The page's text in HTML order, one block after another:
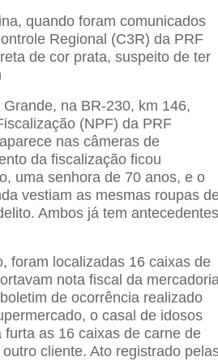
quando foram comunicados
Regional (C3R) da PRF
de cor prata, suspeito de ter
na BR-230, km 146,
(NPF) da PRF
nas câmeras de
da fiscalização ficou
uma senhora de 70 anos, e o
vestiam as mesmas roupas
Ambos já tem
foram localizadas 16 caixas de
nota fiscal da
de ocorrência realizado
o casal de idosos
as 16 caixas de carne de
cliente. Ato registrado